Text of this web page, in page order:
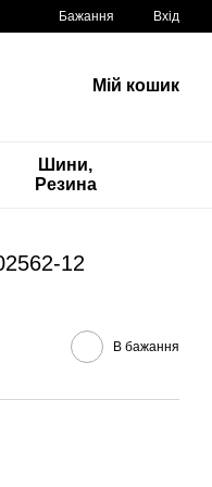
Бажання Вхід
Мій кошик
Шини,
Резина
12
В бажання